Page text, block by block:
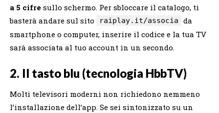
a 5 cifre sullo schermo. Per sbloccare il catalogo, ti
basterà andare sul sito
raiplay.it/associa
da
smartphone o computer, inserire il codice e la tua TV
sarà associata al tuo account in un secondo.
2. Il tasto blu (tecnologia HbbTV)
Molti televisori moderni non richiedono nemmeno
l’installazione dell’app. Se sei sintonizzato su un